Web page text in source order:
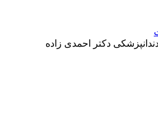
دکتر احمدی زاده